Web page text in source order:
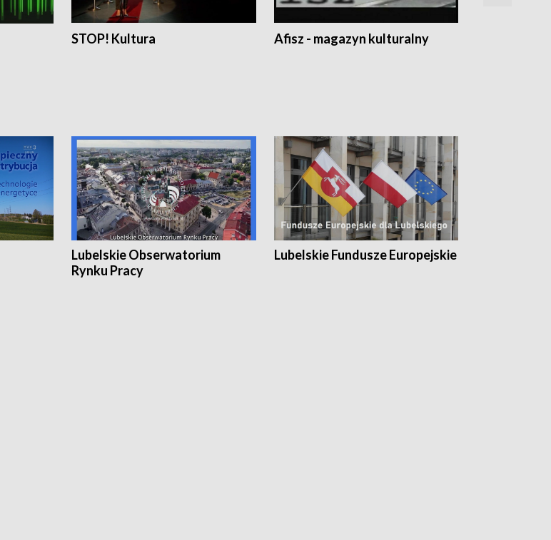
STOP! Kultura Afisz - magazyn kulturalny
Lubelskie Obserwatorium
Rynku Pracy
Lubelskie Fundusze Europejskie